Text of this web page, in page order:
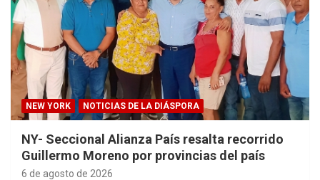
NEW YORK NOTICIAS DE LA DIÁSPORA
NY- Seccional Alianza País resalta recorrido
Guillermo Moreno por provincias del país
6 de agosto de 2026